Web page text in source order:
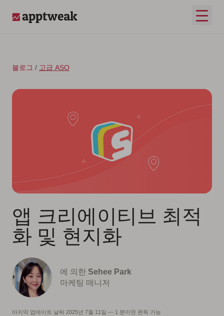
메인
블로그 / 고급 ASO
앱 크리에이티브 최적
화 및 현지화
에 의한 Sehee Park
마케팅 매니저
마지막 업데이트 날짜 2025년 7월 11일 — 1 분이면 완독 가능